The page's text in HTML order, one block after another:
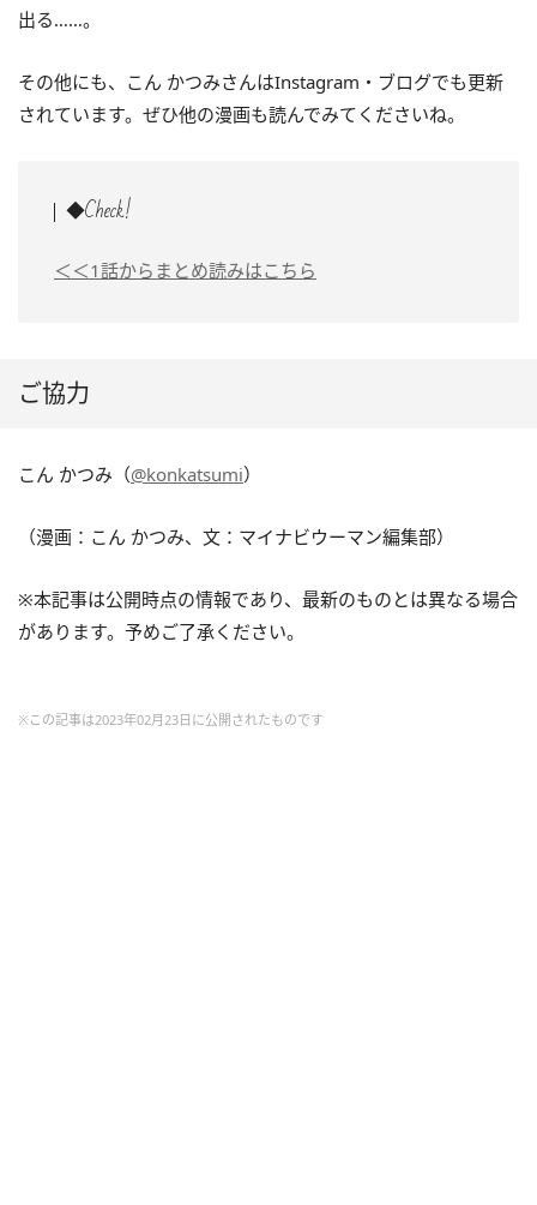
出る……。
その他にも、こん かつみさんはInstagram・ブログでも更新
されています。ぜひ他の漫画も読んでみてくださいね。
◆Check!
＜＜1話からまとめ読みはこちら
ご協力
こん かつみ（@konkatsumi）
（漫画：こん かつみ、文：マイナビウーマン編集部）
※本記事は公開時点の情報であり、最新のものとは異なる場合
があります。予めご了承ください。
※この記事は2023年02月23日に公開されたものです